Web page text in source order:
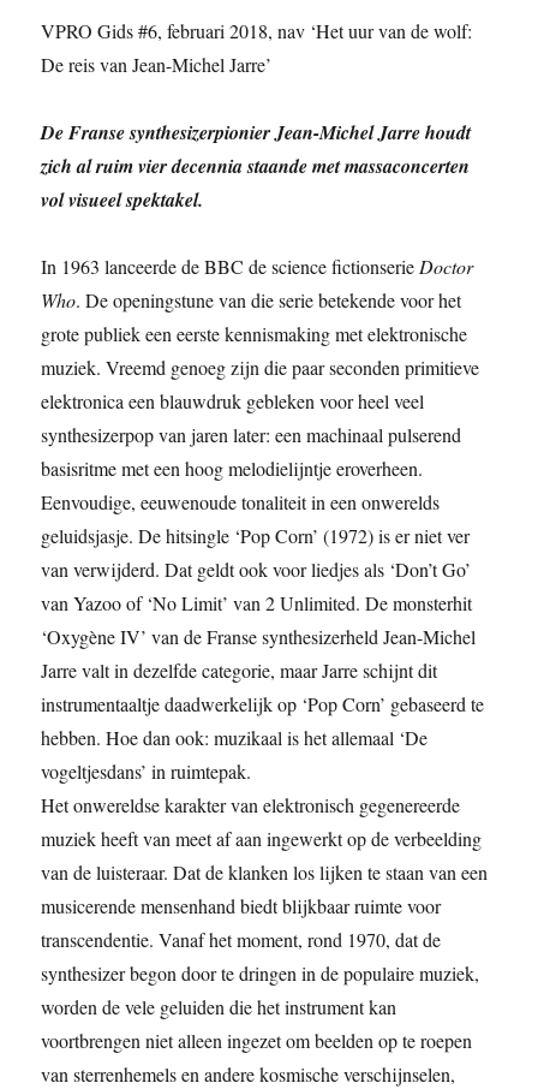
VPRO Gids #6, februari 2018, nav ‘Het uur van de wolf:
De reis van Jean-Michel Jarre’
De Franse synthesizerpionier Jean-Michel Jarre houdt
zich al ruim vier decennia staande met massaconcerten
vol visueel spektakel.
In 1963 lanceerde de BBC de science fictionserieDoctor
Who. De openingstune van die serie betekende voor het
grote publiek een eerste kennismaking met elektronische
muziek. Vreemd genoeg zijn die paar seconden primitieve
elektronica een blauwdruk gebleken voor heel veel
synthesizerpop van jaren later: een machinaal pulserend
basisritme met een hoog melodielijntje eroverheen.
Eenvoudige, eeuwenoude tonaliteit in een onwerelds
geluidsjasje. De hitsingle ‘Pop Corn’ (1972) is er niet ver
van verwijderd. Dat geldt ook voor liedjes als ‘Don’t Go’
van Yazoo of ‘No Limit’ van 2 Unlimited. De monsterhit
‘Oxygène IV’ van de Franse synthesizerheld Jean-Michel
Jarre valt in dezelfde categorie, maar Jarre schijnt dit
instrumentaaltje daadwerkelijk op ‘Pop Corn’ gebaseerd te
hebben. Hoe dan ook: muzikaal is het allemaal ‘De
vogeltjesdans’ in ruimtepak.
Het onwereldse karakter van elektronisch gegenereerde
muziek heeft van meet af aan ingewerkt op de verbeelding
van de luisteraar. Dat de klanken los lijken te staan van een
musicerende mensenhand biedt blijkbaar ruimte voor
transcendentie. Vanaf het moment, rond 1970, dat de
synthesizer begon door te dringen in de populaire muziek,
worden de vele geluiden die het instrument kan
voortbrengen niet alleen ingezet om beelden op te roepen
van sterrenhemels en andere kosmische verschijnselen,